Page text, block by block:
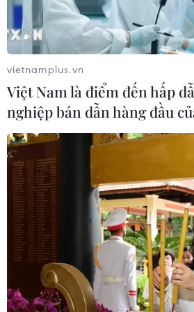
Quân đội Hàn Quốc thông báo
Tiên phóng vật thể chưa xác
06/08/2026 08:31
Dấu mốc quan trọng trong quan
Việt Nam-Australia
06/08/2026 08:29
Hàn Quốc tăng cường giải pháp
ngăn chặn đánh bạc trực tuyến
quân đội
06/08/2026 04:52
Tổng Bí thư, Chủ tịch nước Tô
vietnamplus.vn
Việt Nam là điểm đến hấp
nghiệp bán dẫn hàng đầu